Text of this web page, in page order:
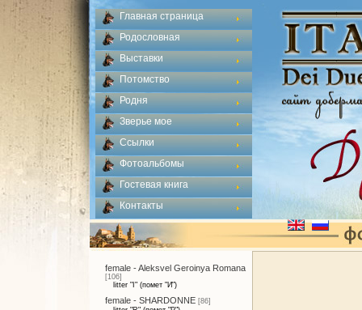
Главная страница
Родословная
Выставки
Потомство
Родня
Зверье мое
Ссылки
Фотоальбомы
Гостевая книга
Контакты
female - Aleksvel Geroinya Romana
[106]
litter "I" (помет "И")
female - SHARDONNE [86]